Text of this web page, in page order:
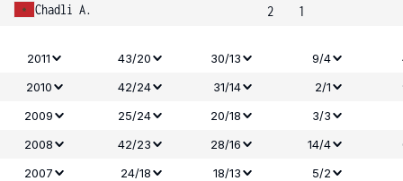
Chadli A.
2
1
2011 43/20 30/13 9/4
2010
42/24 31/14 2/1
2009
25/24 20/18 3/3
2008
42/23 28/16 14/4
2007
24/18 18/13
5/2